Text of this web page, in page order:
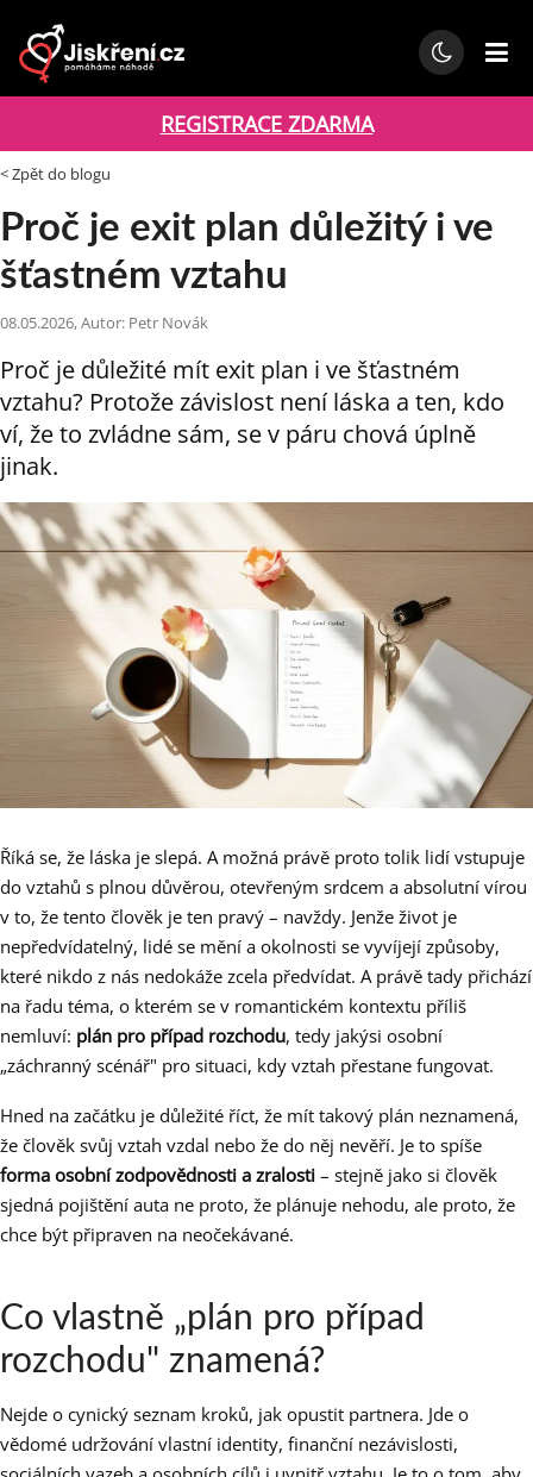
REGISTRACE ZDARMA
< Zpět do blogu
Proč je exit plan důležitý i ve
šťastném vztahu
08.05.2026, Autor: Petr Novák
Proč je důležité mít exit plan i ve šťastném
vztahu? Protože závislost není láska a ten, kdo
ví, že to zvládne sám, se v páru chová úplně
jinak.
Říká se, že láska je slepá. A možná právě proto tolik lidí vstupuje
do vztahů s plnou důvěrou, otevřeným srdcem a absolutní vírou
v to, že tento člověk je ten pravý – navždy. Jenže život je
nepředvídatelný, lidé se mění a okolnosti se vyvíjejí způsoby,
které nikdo z nás nedokáže zcela předvídat. A právě tady přichází
na řadu téma, o kterém se v romantickém kontextu příliš
nemluví: plán pro případ rozchodu, tedy jakýsi osobní
„záchranný scénář" pro situaci, kdy vztah přestane fungovat.
Hned na začátku je důležité říct, že mít takový plán neznamená,
že člověk svůj vztah vzdal nebo že do něj nevěří. Je to spíše
forma osobní zodpovědnosti a zralosti – stejně jako si člověk
sjedná pojištění auta ne proto, že plánuje nehodu, ale proto, že
chce být připraven na neočekávané.
Co vlastně „plán pro případ
rozchodu" znamená?
Nejde o cynický seznam kroků, jak opustit partnera. Jde o
vědomé udržování vlastní identity, finanční nezávislosti,